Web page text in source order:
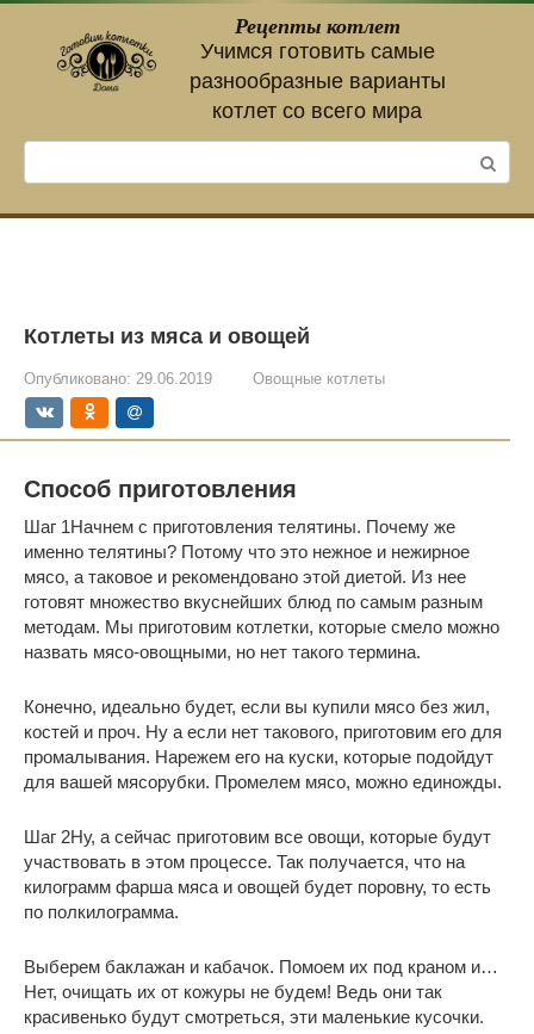
контенту
Рецепты котлет
Учимся готовить самые
разнообразные варианты
котлет со всего мира
Котлеты из мяса и овощей
Опубликовано: 29.06.2019 Овощные котлеты
Способ приготовления
Шаг 1Начнем с приготовления телятины. Почему же
именно телятины? Потому что это нежное и нежирное
мясо, а таковое и рекомендовано этой диетой. Из нее
готовят множество вкуснейших блюд по самым разным
методам. Мы приготовим котлетки, которые смело можно
назвать мясо-овощными, но нет такого термина.
Конечно, идеально будет, если вы купили мясо без жил,
костей и проч. Ну а если нет такового, приготовим его для
промалывания. Нарежем его на куски, которые подойдут
для вашей мясорубки. Промелем мясо, можно единожды.
Шаг 2Ну, а сейчас приготовим все овощи, которые будут
участвовать в этом процессе. Так получается, что на
килограмм фарша мяса и овощей будет поровну, то есть
по полкилограмма.
Выберем баклажан и кабачок. Помоем их под краном и…
Нет, очищать их от кожуры не будем! Ведь они так
красивенько будут смотреться, эти маленькие кусочки.